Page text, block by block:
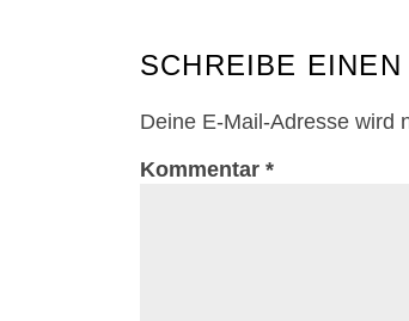
SCHREIBE
Deine E-Mail-Adresse wird
Kommentar *